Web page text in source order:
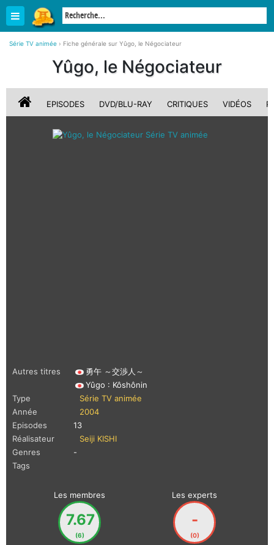
Série TV animée › Fiche générale sur Yûgo, le Négociateur
Yûgo, le Négociateur
EPISODES DVD/BLU-RAY CRITIQUES VIDÉOS
Autres titres
勇午 ～交渉人～
Yûgo : Kôshônin
Type
Série TV animée
Année
2004
Episodes
13
Réalisateur
Seiji KISHI
Genres
-
Tags
Les membres
7.67
(6)
Les experts
-
(0)